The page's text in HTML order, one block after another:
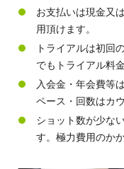
お支払いは現金又
用頂けます。
トライアルは初回
でもトライアル料
入会金・年会費等
ペース・回数はカ
ショット数が少な
す。極力費用のか